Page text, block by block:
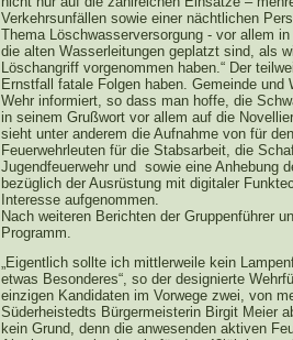
Verkehrsunfällen sowie einer nächtlichen
Thema Löschwasserversorgung - vor allem
die alten Wasserleitungen geplatzt sind, als
Löschangriff vorgenommen haben.“ Der
Ernstfall fatale Folgen haben. Gemeinde
Wehr informiert, so dass man hoffe, die
in seinem Grußwort vor allem auf die
sieht unter anderem die Aufnahme von für
Feuerwehrleuten für die Stabsarbeit, die
Jugendfeuerwehr und sowie eine Anhebung
bezüglich der Ausrüstung mit digitaler
Interesse aufgenommen.
Nach weiteren Berichten der Gruppenführer
Programm.
„Eigentlich sollte ich mittlerweile kein
etwas Besonderes“, so der designierte
einzigen Kandidaten im Vorwege zwei, von
Süderheistedts Bürgermeisterin Birgit Meier
kein Grund, denn die anwesenden aktiven